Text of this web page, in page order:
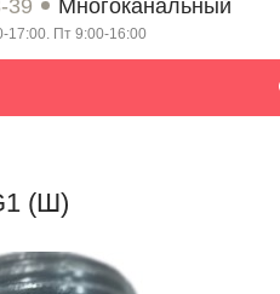
39 Многоканальный
17:00. Пт 9:00-16:00
(Ш)